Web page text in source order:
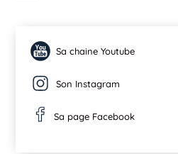
Sa chaine Youtube
Son Instagram
Sa page Facebook